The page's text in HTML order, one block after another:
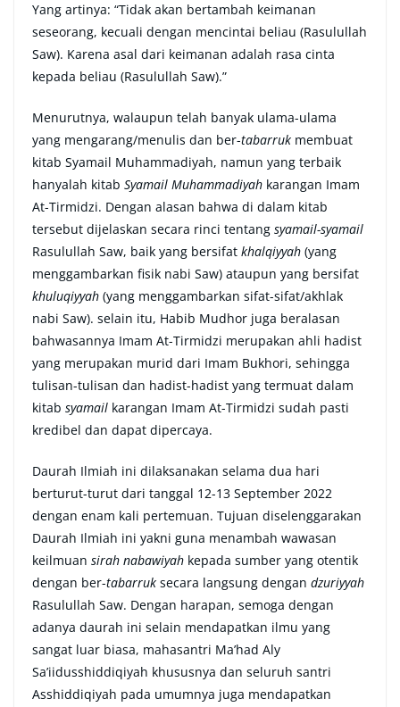
Yang artinya: “Tidak akan bertambah keimanan
seseorang, kecuali dengan mencintai beliau (Rasulullah
Saw). Karena asal dari keimanan adalah rasa cinta
kepada beliau (Rasulullah Saw).”
Menurutnya, walaupun telah banyak ulama-ulama
yang mengarang/menulis dan ber-tabarruk membuat
kitab Syamail Muhammadiyah, namun yang terbaik
hanyalah kitab Syamail Muhammadiyah karangan Imam
At-Tirmidzi. Dengan alasan bahwa di dalam kitab
tersebut dijelaskan secara rinci tentang syamail-syamail
Rasulullah Saw, baik yang bersifat khalqiyyah (yang
menggambarkan fisik nabi Saw) ataupun yang bersifat
khuluqiyyah (yang menggambarkan sifat-sifat/akhlak
nabi Saw). selain itu, Habib Mudhor juga beralasan
bahwasannya Imam At-Tirmidzi merupakan ahli hadist
yang merupakan murid dari Imam Bukhori, sehingga
tulisan-tulisan dan hadist-hadist yang termuat dalam
kitab syamail karangan Imam At-Tirmidzi sudah pasti
kredibel dan dapat dipercaya.
Daurah Ilmiah ini dilaksanakan selama dua hari
berturut-turut dari tanggal 12-13 September 2022
dengan enam kali pertemuan. Tujuan diselenggarakan
Daurah Ilmiah ini yakni guna menambah wawasan
keilmuan sirah nabawiyah kepada sumber yang otentik
dengan ber-tabarruk secara langsung dengan dzuriyyah
Rasulullah Saw. Dengan harapan, semoga dengan
adanya daurah ini selain mendapatkan ilmu yang
sangat luar biasa, mahasantri Ma’had Aly
Sa’iidusshiddiqiyah khususnya dan seluruh santri
Asshiddiqiyah pada umumnya juga mendapatkan